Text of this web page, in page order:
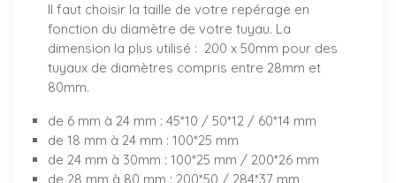
Il faut choisir la taille de votre repérage en
fonction du diamètre de votre tuyau. La
dimension la plus utilisé : 200 x 50mm pour des
tuyaux de diamètres compris entre 28mm et
80mm.
de 6 mm à 24 mm : 45*10 / 50*12 / 60*14 mm
de 18 mm à 24 mm : 100*25 mm
de 24 mm à 30mm : 100*25 mm / 200*26 mm
de 28 mm à 80 mm : 200*50 / 284*37 mm